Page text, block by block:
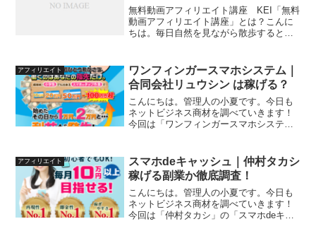
無料動画アフィリエイト講座 KEI「無料
動画アフィリエイト講座」とは？こんに
ちは。毎日自然を見ながら散歩すると本
レビューしていきます。アフェリエイト
塾のオファーです...
アフィリエイト
ワンフィンガースマホシステム｜
合同会社リュウシン は稼げる？
こんにちは。管理人の小夏です。今日も
ネットビジネス商材を調べていきます！
今回は「ワンフィンガースマホシステム
える奇跡の新ビジネス】というキャッチ
フレーズは本当で...
アフィリエイト
スマホdeキャッシュ｜仲村タカシ
稼げる副業か徹底調査！
こんにちは。管理人の小夏です。今日も
ネットビジネス商材を調べていきます！
今回は「仲村タカシ」の「スマホdeキャ